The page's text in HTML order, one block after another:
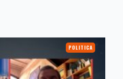
POLITICA